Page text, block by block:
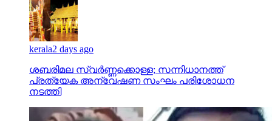
kerala2 days ago
ശബരിമല സ്വര്‍ണ്ണക്കൊള്ള; സന്നിധാനത്ത്
പ്രത്യേക അന്വേഷണ സംഘം പരിശോധന
നടത്തി